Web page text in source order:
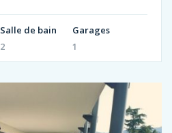
Salle de bain
2
Garages
1